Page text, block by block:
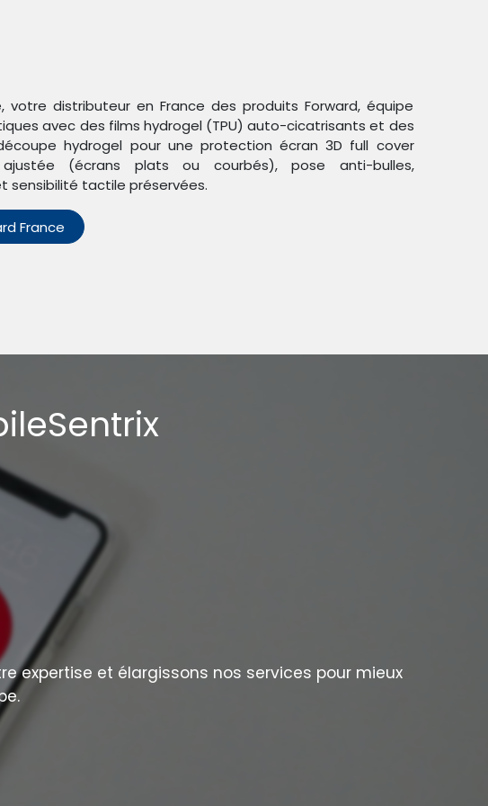
Sidéral
protection personnalisable
votre distributeur en France des produits Forward, équipe
avec des films hydrogel (TPU) auto-cicatrisants et des
hydrogel pour une protection écran 3D full cover
(écrans plats ou courbés), pose anti-bulles,
sensibilité tactile préservées.
France
expertise et élargissons nos services pour mieux